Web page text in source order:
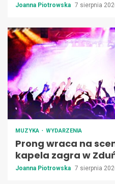
Joanna Piotrowska 7 sierpnia
MUZYKA WYDARZENIA
Prong wraca na
kapela zagra w
Joanna Piotrowska 7 sierpnia